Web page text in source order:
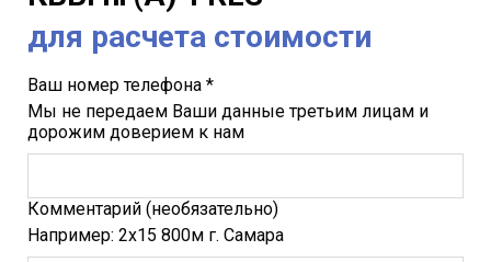
для расчета стоимости
Ваш номер телефона *
Мы не передаем Ваши данные третьим лицам и
дорожим доверием к нам
Комментарий (необязательно)
Например: 2х15 800м г. Самара